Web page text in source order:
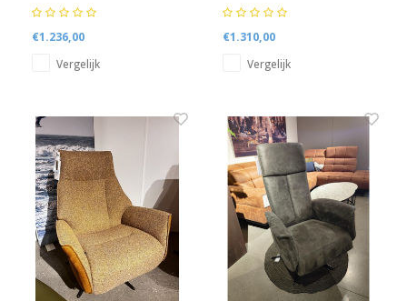
€1.236,00
Vergelijk
€1.310,00
Vergelijk